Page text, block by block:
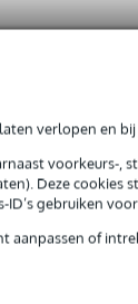
verlopen en
voorkeurs-,
Deze
ID’s gebruiken
aanpassen of